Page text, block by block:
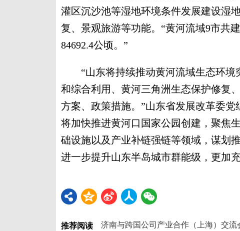
灌区沉沙池等湿地环境条件发展建设湿
复、景观旅游等功能。“黄河流域9市共
84692.4公顷。”
“山东将持续推动黄河流域生态环境
和综合利用、黄河三角洲生态保护修复
方案、政策措施。”山东省发展改革委
将加快推进黄河口国家公园创建，聚焦
础设施以及产业补链强链等领域，谋划
进一步提升山东半岛城市群能级，更加
推荐阅读
济南与跨国公司产业合作（上海）交流